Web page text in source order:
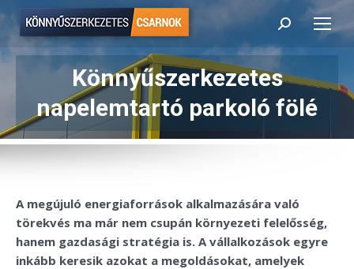
Search:
Könnyűszerkezetes
napelemtartó parkoló fölé
Itt vagy:
A megújuló energiaforrások alkalmazására való
törekvés ma már nem csupán környezeti felelősség,
hanem gazdasági stratégia is. A vállalkozások egyre
inkább keresik azokat a megoldásokat, amelyek